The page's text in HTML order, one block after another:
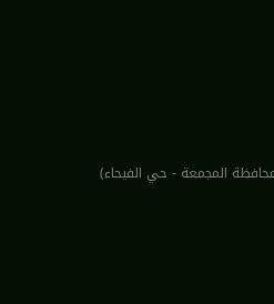
المجمعة - حي الفيحاء)